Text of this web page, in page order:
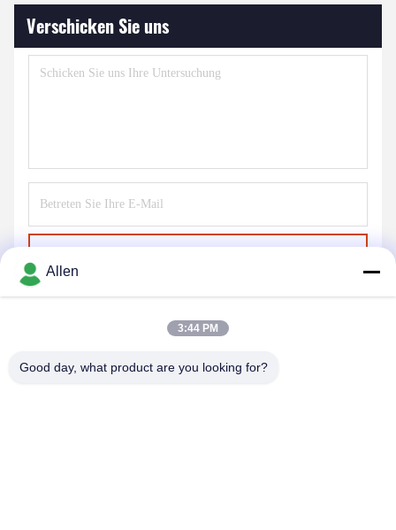
Verschicken Sie uns
Senden Sie
Allen
3:44 PM
Good day, what product are you looking for?